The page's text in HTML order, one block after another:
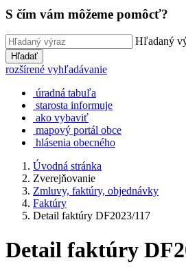
S čím vám môžeme pomôcť?
Hľadaný
Hľadať
rozšírené vyhľadávanie
úradná tabuľa
starosta informuje
ako vybaviť
mapový portál obce
hlásenia obecného
Úvodná stránka
Zverejňovanie
Zmluvy, faktúry, objednávky
Faktúry
Detail faktúry DF2023/117
Detail faktúry